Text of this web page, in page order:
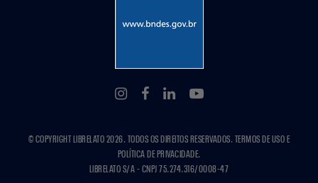
© COPYRIGHT LIBRELATO 2026. TODOS OS DIREITOS RESERVADOS. TERMOS DE USO E
POLÍTICA DE PRIVACIDADE.
LIBRELATO S/A - CNPJ 75.274.316/0008-47